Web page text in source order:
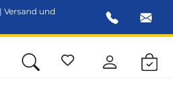
Versand und